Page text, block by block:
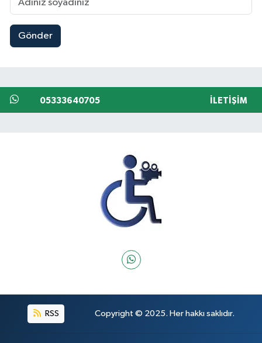
Gönder
05333640705 İLETIŞIM
RSS Copyright © 2025. Her hakkı saklıdır.